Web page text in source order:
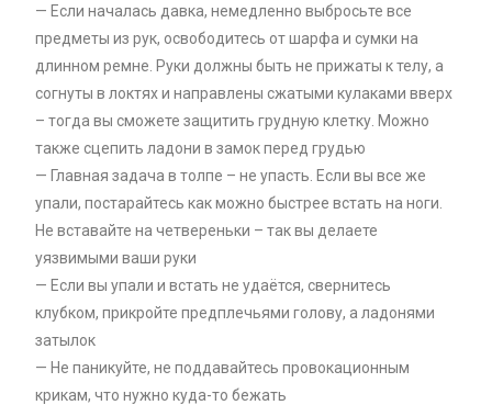
— Если началась давка, немедленно выбросьте все
предметы из рук, освободитесь от шарфа и сумки на
длинном ремне. Руки должны быть не прижаты к телу, а
согнуты в локтях и направлены сжатыми кулаками вверх
– тогда вы сможете защитить грудную клетку. Можно
также сцепить ладони в замок перед грудью
— Главная задача в толпе – не упасть. Если вы все же
упали, постарайтесь как можно быстрее встать на ноги.
Не вставайте на четвереньки – так вы делаете
уязвимыми ваши руки
— Если вы упали и встать не удаётся, свернитесь
клубком, прикройте предплечьями голову, а ладонями
затылок
— Не паникуйте, не поддавайтесь провокационным
крикам, что нужно куда-то бежать